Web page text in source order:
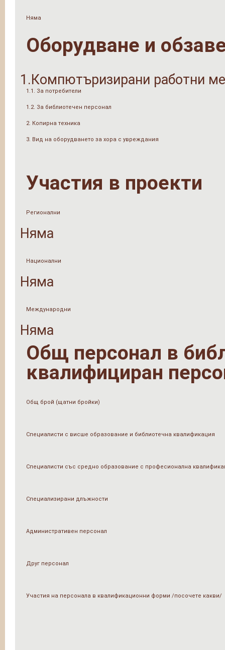
Няма
Оборудване и
1.Компютъризирани работни
1.1. За потребители
1.2. За библиотечен персонал
2. Копирна техника
3. Вид на оборудването за хора с увреждания
Участия в проекти
Регионални
Няма
Национални
Няма
Международни
Няма
Общ персонал в
квалифициран
Общ брой (щатни бройки)
Специалисти с висше образование и библиотечна квалификация
Специалисти със средно образование с професионална
Специализирани длъжности
Административен персонал
Друг персонал
Участия на персонала в квалификационни форми /посочете какви/